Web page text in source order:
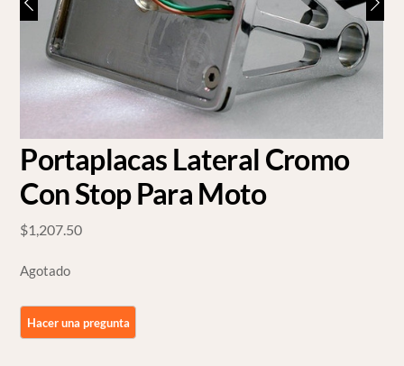
Portaplacas Lateral Cromo
Con Stop Para Moto
$1,207.50
Agotado